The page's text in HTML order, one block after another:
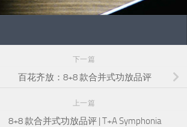
下一篇
百花齐放：8+8 款合并式功放品评
上一篇
8+8 款合并式功放品评 | T+A Symphonia